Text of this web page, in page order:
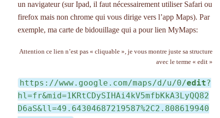
un navigateur (sur Ipad, il faut nécessairement utiliser Safari ou
firefox mais non chrome qui vous dirige vers l’app Maps). Par
exemple, ma carte de bidouillage qui a pour lien MyMaps:
Attention ce lien n’est pas « cliquable », je vous montre juste sa structure
avec le terme « edit »
https://www.google.com/maps/d/u/0/edit?
hl=fr&mid=1KRtCDySIHAi4kV5mfbKkA3LyQQ82
D6aS&ll=49.64304687219587%2C2.808619940